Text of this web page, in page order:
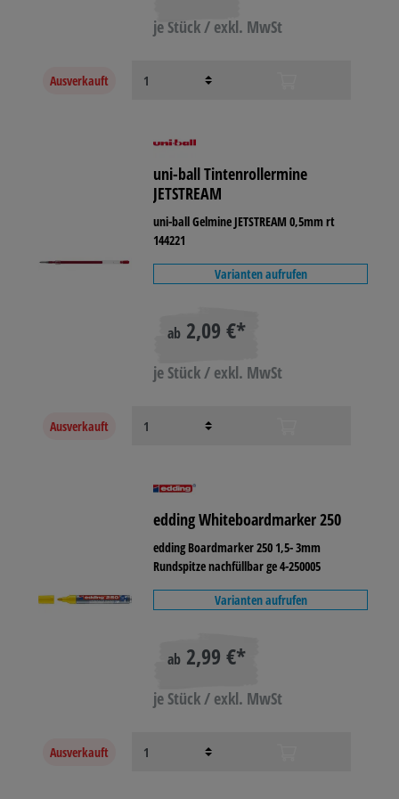
je Stück / exkl. MwSt
Ausverkauft
uni-ball Tintenrollermine
JETSTREAM
uni-ball Gelmine JETSTREAM 0,5mm rt
144221
Varianten aufrufen
ab 2,09 €*
je Stück / exkl. MwSt
Ausverkauft
edding Whiteboardmarker 250
edding Boardmarker 250 1,5- 3mm
Rundspitze nachfüllbar ge 4-250005
Varianten aufrufen
ab 2,99 €*
je Stück / exkl. MwSt
Ausverkauft